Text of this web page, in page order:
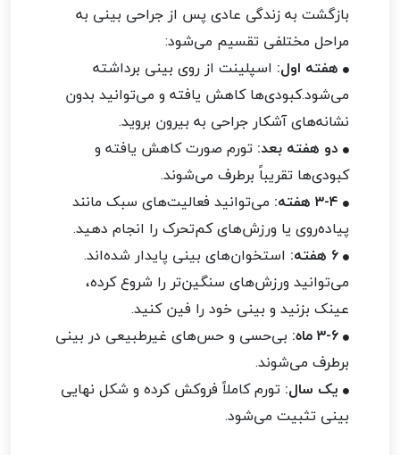
بازگشت به زندگی عادی پس از جراحی بینی به
مراحل مختلفی تقسیم می‌شود:
هفته اول: اسپلینت از روی بینی برداشته
می‌شود.کبودی‌ها کاهش یافته و می‌توانید بدون
نشانه‌های آشکار جراحی به بیرون بروید.
دو هفته بعد: تورم صورت کاهش یافته و
کبودی‌ها تقریباً برطرف می‌شوند.
۳-۴ هفته:
می‌توانید فعالیت‌های سبک مانند
پیاده‌روی یا ورزش‌های کم‌تحرک را انجام دهید.
۶ هفته:
استخوان‌های بینی پایدار شده‌اند.
می‌توانید ورزش‌های سنگین‌تر را شروع کرده،
عینک بزنید و بینی خود را فین کنید.
۳-۶ ماه:
بی‌حسی و حس‌های غیرطبیعی در بینی
برطرف می‌شوند.
یک سال: تورم کاملاً فروکش کرده و شکل نهایی
بینی تثبیت می‌شود.